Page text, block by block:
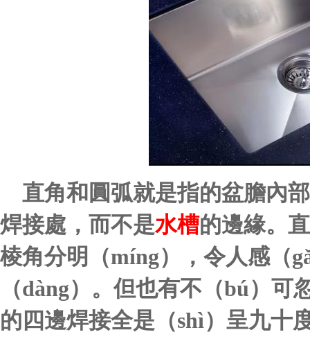
直角和圓弧就是指的盆膽內
焊接處，而不是水槽的邊緣。
棱角分明（míng），令人感（
（dàng）。但也有不（bú）可
的四邊焊接全是（shì）呈九十